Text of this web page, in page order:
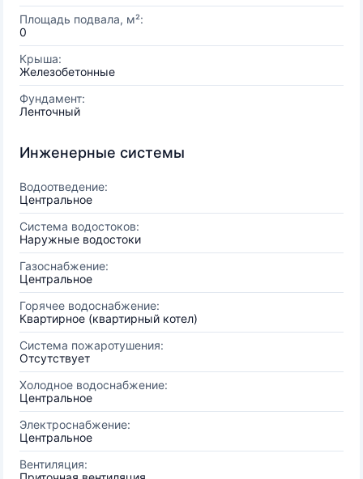
Площадь подвала, м²:
0
Крыша:
Железобетонные
Фундамент:
Ленточный
Инженерные системы
Водоотведение:
Центральное
Система водостоков:
Наружные водостоки
Газоснабжение:
Центральное
Горячее водоснабжение:
Квартирное (квартирный котел)
Система пожаротушения:
Отсутствует
Холодное водоснабжение:
Центральное
Электроснабжение:
Центральное
Вентиляция: